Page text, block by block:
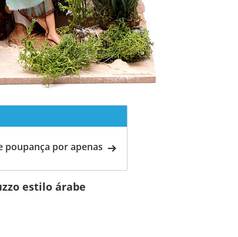
poupança por apenas
estilo árabe